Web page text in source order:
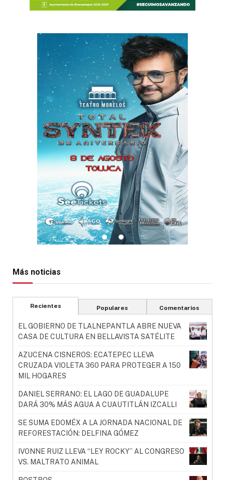
Más noticias
Recientes Populares Comentarios
EL GOBIERNO DE TLALNEPANTLA ABRE NUEVA
CASA DE CULTURA EN BELLAVISTA SATÉLITE
AZUCENA CISNEROS: ECATEPEC LLEVA
CRUZADA VIOLETA 360 PARA PROTEGER A 150
MIL HOGARES
DANIEL SERRANO: EL LAGO DE GUADALUPE
DARÁ 30% MÁS AGUA A CUAUTITLÁN IZCALLI
SE SUMA EDOMÉX A LA JORNADA NACIONAL DE
REFORESTACIÓN: DELFINA GÓMEZ
IVONNE RUIZ LLEVA “LEY ROCKY” AL CONGRESO
VS. MALTRATO ANIMAL